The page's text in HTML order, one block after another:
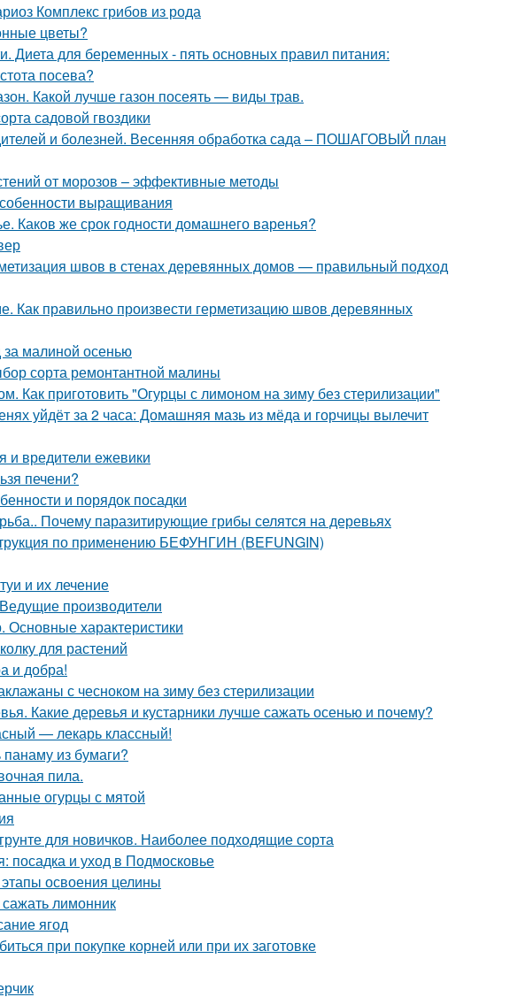
Комплекс грибов из рода
цветы?
Диета для беременных - пять основных правил питания:
посева?
Какой лучше газон посеять — виды трав.
садовой гвоздики
и болезней. Весенняя обработка сада – ПОШАГОВЫЙ план
от морозов – эффективные методы
выращивания
Каков же срок годности домашнего варенья?
швов в стенах деревянных домов — правильный подход
Как правильно произвести герметизацию швов деревянных
малиной осенью
сорта ремонтантной малины
Как приготовить "Огурцы с лимоном на зиму без стерилизации"
уйдёт за 2 часа: Домашняя мазь из мёда и горчицы вылечит
и вредители ежевики
печени?
и порядок посадки
Почему паразитирующие грибы селятся на деревьях
по применению БЕФУНГИН (BEFUNGIN)
и их лечение
производители
характеристики
для растений
и добра!
с чесноком на зиму без стерилизации
Какие деревья и кустарники лучше сажать осенью и почему?
— лекарь классный!
панаму из бумаги?
пила.
огурцы с мятой
для новичков. Наиболее подходящие сорта
посадка и уход в Подмосковье
освоения целины
лимонник
ягод
при покупке корней или при их заготовке